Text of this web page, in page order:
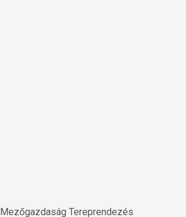
Mezőgazdaság Tereprendezés